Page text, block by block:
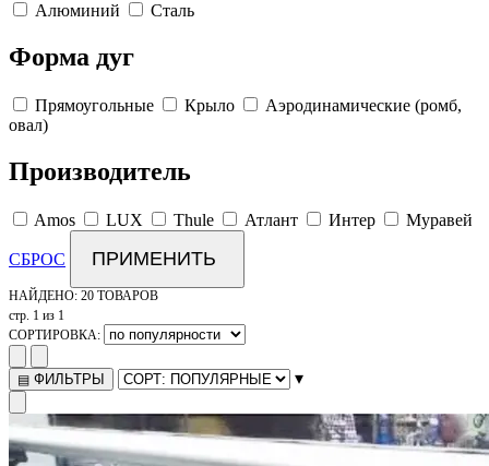
Алюминий Сталь
Форма дуг
Прямоугольные Крыло
Аэродинамические (ромб,
овал)
Производитель
Amos LUX Thule Атлант Интер Муравей
СБРОС ПРИМЕНИТЬ
НАЙДЕНО: 20 ТОВАРОВ
стр. 1 из 1
СОРТИРОВКА:
▤ ФИЛЬТРЫ ▾